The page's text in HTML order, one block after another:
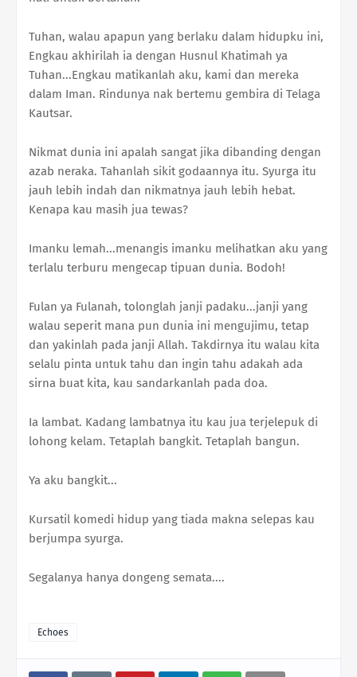
Tuhan, walau apapun yang berlaku dalam hidupku ini,
Engkau akhirilah ia dengan Husnul Khatimah ya
Tuhan...Engkau matikanlah aku, kami dan mereka
dalam Iman. Rindunya nak bertemu gembira di Telaga
Kautsar.
Nikmat dunia ini apalah sangat jika dibanding dengan
azab neraka. Tahanlah sikit godaannya itu. Syurga itu
jauh lebih indah dan nikmatnya jauh lebih hebat.
Kenapa kau masih jua tewas?
Imanku lemah...menangis imanku melihatkan aku yang
terlalu terburu mengecap tipuan dunia. Bodoh!
Fulan ya Fulanah, tolonglah janji padaku...janji yang
walau seperit mana pun dunia ini mengujimu, tetap
dan yakinlah pada janji Allah. Takdirnya itu walau kita
selalu pinta untuk tahu dan ingin tahu adakah ada
sirna buat kita, kau sandarkanlah pada doa.
Ia lambat. Kadang lambatnya itu kau jua terjelepuk di
lohong kelam. Tetaplah bangkit. Tetaplah bangun.
Ya aku bangkit...
Kursatil komedi hidup yang tiada makna selepas kau
berjumpa syurga.
Segalanya hanya dongeng semata....
Echoes